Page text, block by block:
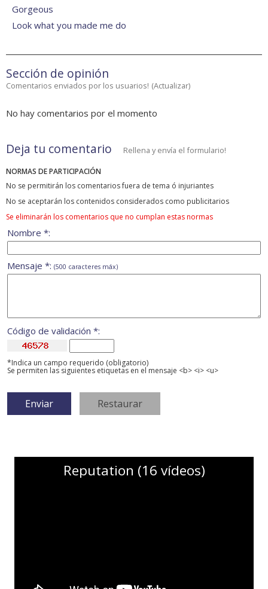
Gorgeous
Look what you made me do
Sección de opinión
Comentarios enviados por los usuarios! (Actualizar)
No hay comentarios por el momento
Deja tu comentario Rellena y envía el formulario!
NORMAS DE PARTICIPACIÓN
No se permitirán los comentarios fuera de tema ó injuriantes
No se aceptarán los contenidos considerados como publicitarios
Se eliminarán los comentarios que no cumplan estas normas
Nombre *:
Mensaje *: (500 caracteres máx)
Código de validación *:
*Indica un campo requerido (obligatorio)
Se permiten las siguientes etiquetas en el mensaje <b> <i> <u>
Reputation (16 vídeos)